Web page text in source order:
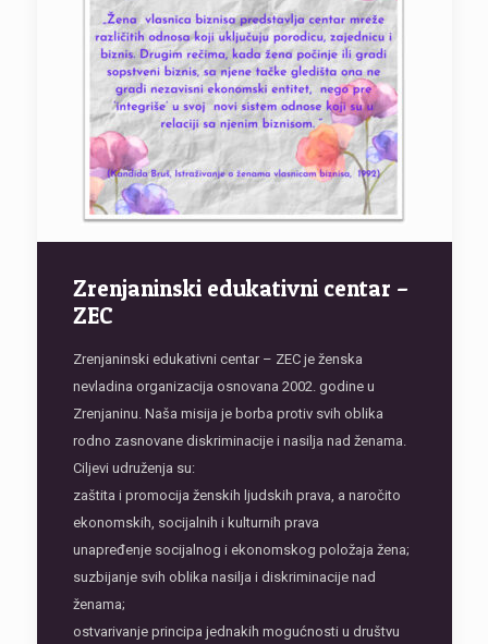
Zrenjaninski edukativni centar –
ZEC
Zrenjaninski edukativni centar – ZEC je ženska
nevladina organizacija osnovana 2002. godine u
Zrenjaninu. Naša misija je borba protiv svih oblika
rodno zasnovane diskriminacije i nasilja nad ženama.
Ciljevi udruženja su:
zaštita i promocija ženskih ljudskih prava, a naročito
ekonomskih, socijalnih i kulturnih prava
unapređenje socijalnog i ekonomskog položaja žena;
suzbijanje svih oblika nasilja i diskriminacije nad
ženama;
ostvarivanje principa jednakih mogućnosti u društvu